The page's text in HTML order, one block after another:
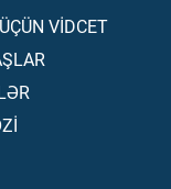
VİDCET